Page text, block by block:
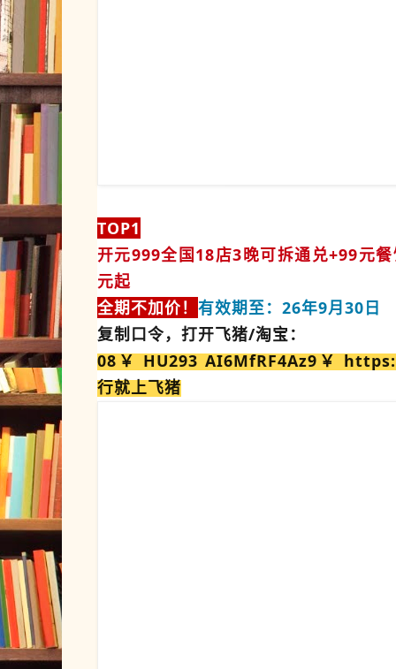
TOP1
开元999全国18店3晚可拆通兑+99元
元起
全期不加价！ 有效期至：26年9月30日
复制口令，打开飞猪/淘宝：
08￥ HU293 AI6MfRF4Az9￥
行就上飞猪